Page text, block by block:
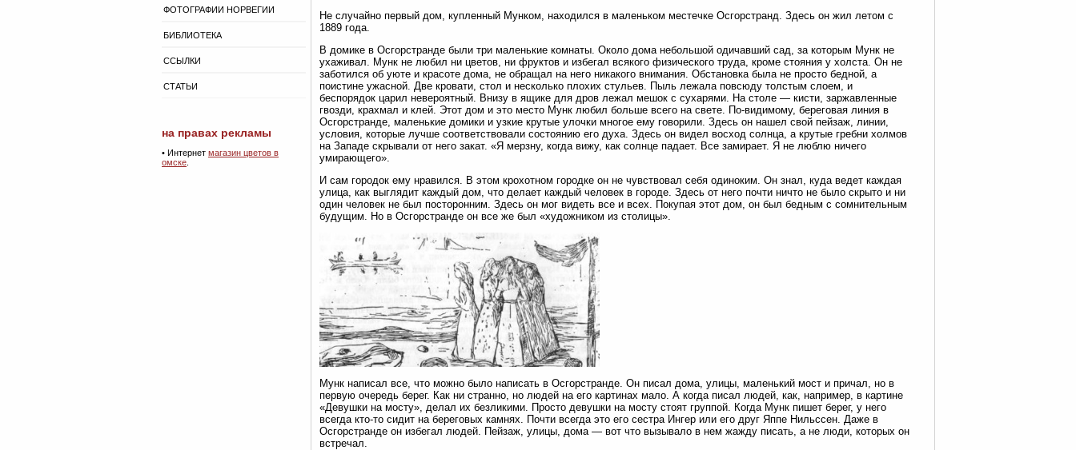
ФОТОГРАФИИ НОРВЕГИИ
БИБЛИОТЕКА
ССЫЛКИ
СТАТЬИ
на правах рекламы
• Интернет магазин цветов в
омске
Не случайно первый дом, купленный Мунком, находился в маленьком местечке Осгорстранд. Здесь он жил летом с
1889 года.
В домике в Осгорстранде были три маленькие комнаты. Около дома небольшой одичавший сад, за которым Мунк не
ухаживал. Мунк не любил ни цветов, ни фруктов и избегал всякого физического труда, кроме стояния у холста. Он не
заботился об уюте и красоте дома, не обращал на него никакого внимания. Обстановка была не просто бедной, а
поистине ужасной. Две кровати, стол и несколько плохих стульев. Пыль лежала повсюду толстым слоем, и
беспорядок царил невероятный. Внизу в ящике для дров лежал мешок с сухарями. На столе — кисти, заржавленные
гвозди, крахмал и клей. Этот дом и это место Мунк любил больше всего на свете. По-видимому, береговая линия в
Осгорстранде, маленькие домики и узкие крутые улочки многое ему говорили. Здесь он нашел свой пейзаж, линии,
условия, которые лучше соответствовали состоянию его духа. Здесь он видел восход солнца, а крутые гребни холмов
на Западе скрывали от него закат. «Я мерзну, когда вижу, как солнце падает. Все замирает. Я не люблю ничего
умирающего».
И сам городок ему нравился. В этом крохотном городке он не чувствовал себя одиноким. Он знал, куда ведет каждая
улица, как выглядит каждый дом, что делает каждый человек в городе. Здесь от него почти ничто не было скрыто и ни
один человек не был посторонним. Здесь он мог видеть все и всех. Покупая этот дом, он был бедным с сомнительным
будущим. Но в Осгорстранде он все же был «художником из столицы».
Мунк написал все, что можно было написать в Осгорстранде. Он писал дома, улицы, маленький мост и причал, но в
первую очередь берег. Как ни странно, но людей на его картинах мало. А когда писал людей, как, например, в картине
«Девушки на мосту», делал их безликими. Просто девушки на мосту стоят группой. Когда Мунк пишет берег, у него
всегда кто-то сидит на береговых камнях. Почти всегда это его сестра Ингер или его друг Яппе Нильссен. Даже в
Осгорстранде он избегал людей. Пейзаж, улицы, дома — вот что вызывало в нем жажду писать, а не люди, которых он
встречал.